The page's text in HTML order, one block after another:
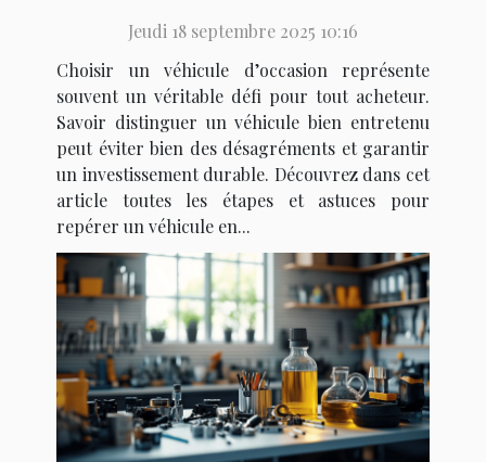
Jeudi 18 septembre 2025 10:16
Choisir un véhicule d’occasion représente
souvent un véritable défi pour tout acheteur.
Savoir distinguer un véhicule bien entretenu
peut éviter bien des désagréments et garantir
un investissement durable. Découvrez dans cet
article toutes les étapes et astuces pour
repérer un véhicule en...